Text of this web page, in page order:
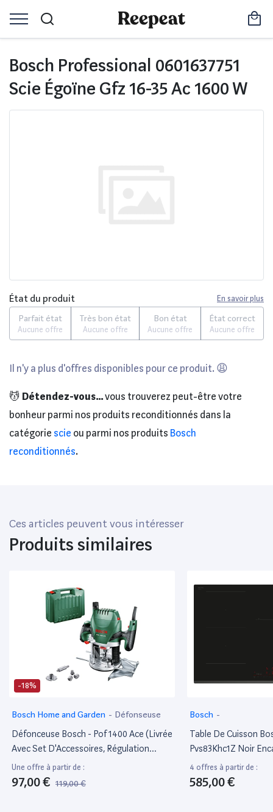
Bosch Professional 0601637751
Scie Égoïne Gfz 16-35 Ac 1600 W
État du produit En savoir plus
Parfait état
Aucune offre
Très bon état
Aucune offre
Bon état
Aucune offre
État correct
Aucune offre
Il n'y a plus d'offres disponibles pour ce produit. 😩
💆 Détendez-vous...vous trouverez peut-être votre
bonheur parmi nos produits reconditionnés dans la
catégorie scie ou parmi nos produits Bosch
reconditionnés.
Ces articles peuvent vous intéresser
Produits similaires
-18%
Bosch Home and Garden - Défonseuse
Défonceuse Bosch - Pof 1400 Ace (Livrée
Avec Set D'Accessoires, Régulation
Électronique Constante, Réglage De La
Profondeur De Fraisage Et Éclairage)
Une offre à partir de :
97,00 € 119,00 €
Bosch -
Table De Cuisson
Pvs83Khc1Z Noir
Table De Cuisson À
4 offres à partir de :
585,00 €